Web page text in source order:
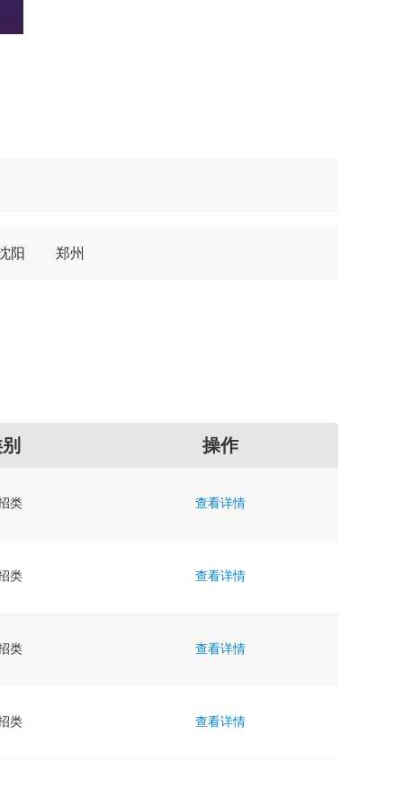
阳 郑州
操作
类 查看详情
类 查看详情
类 查看详情
类 查看详情